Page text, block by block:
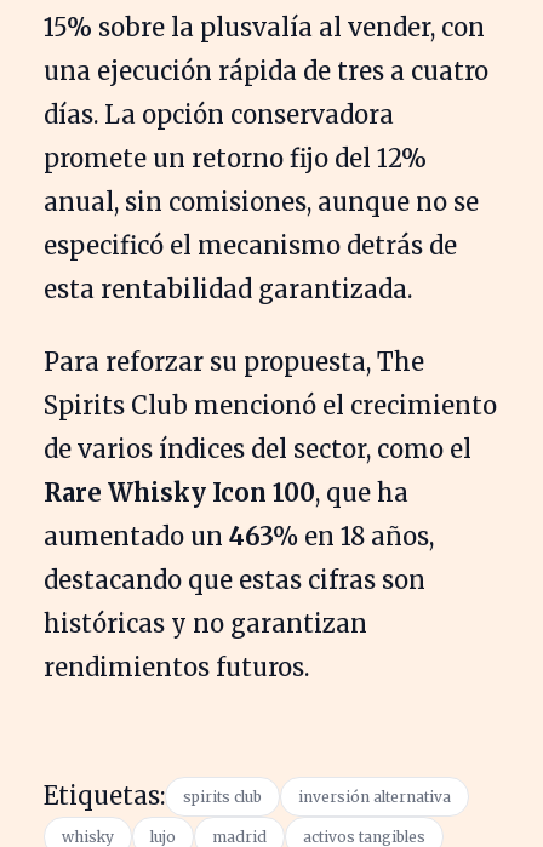
15% sobre la plusvalía al vender, con
una ejecución rápida de tres a cuatro
días. La opción conservadora
promete un retorno fijo del 12%
anual, sin comisiones, aunque no se
especificó el mecanismo detrás de
esta rentabilidad garantizada.
Para reforzar su propuesta, The
Spirits Club mencionó el crecimiento
de varios índices del sector, como el
Rare Whisky Icon 100, que ha
aumentado un 463% en 18 años,
destacando que estas cifras son
históricas y no garantizan
rendimientos futuros.
Etiquetas: spirits club inversión alternativa
whisky lujo madrid activos tangibles